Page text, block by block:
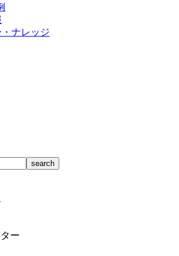
ナレッジ
ー